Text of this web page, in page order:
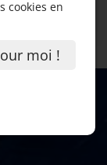
cookies en
moi !